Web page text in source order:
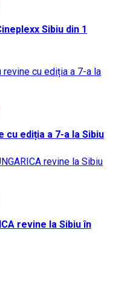
Sibiu din 1
cu ediția a 7-a la Sibiu
revine la Sibiu în